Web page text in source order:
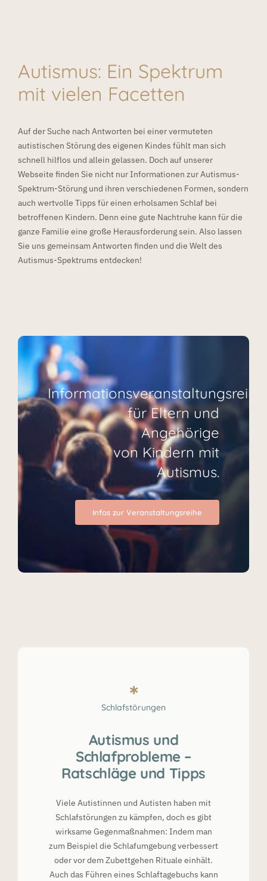
Autismus: Ein Spektrum
mit vielen Facetten
Auf der Suche nach Antworten bei einer vermuteten
autistischen Störung des eigenen Kindes fühlt man sich
schnell hilflos und allein gelassen. Doch auf unserer
Webseite finden Sie nicht nur Informationen zur Autismus-
Spektrum-Störung und ihren verschiedenen Formen, sondern
auch wertvolle Tipps für einen erholsamen Schlaf bei
betroffenen Kindern. Denn eine gute Nachtruhe kann für die
ganze Familie eine große Herausforderung sein. Also lassen
Sie uns gemeinsam Antworten finden und die Welt des
Autismus-Spektrums entdecken!
Informationsveranstaltungsreihe
für Eltern und
Angehörige
von Kindern mit
Autismus.
Infos zur Veranstaltungsreihe
Schlafstörungen
Autismus und
Schlafprobleme –
Ratschläge und Tipps
Viele Autistinnen und Autisten haben mit
Schlafstörungen zu kämpfen, doch es gibt
wirksame Gegenmaßnahmen: Indem man
zum Beispiel die Schlafumgebung verbessert
oder vor dem Zubettgehen Rituale einhält.
Auch das Führen eines Schlaftagebuchs kann